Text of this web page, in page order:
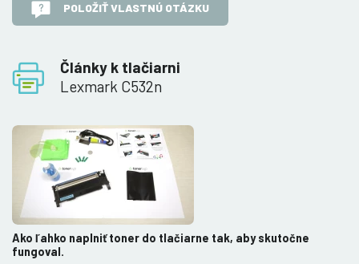
Články k tlačiarni
Lexmark C532n
POLOŽIŤ VLASTNÚ OTÁZKU
Ako ľahko naplniť toner do tlačiarne tak, aby skutočne
fungoval.